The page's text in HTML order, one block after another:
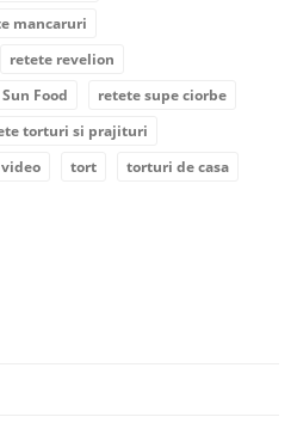
mancaruri
retete revelion
Food
retete supe ciorbe
torturi si prajituri
tort
torturi de casa